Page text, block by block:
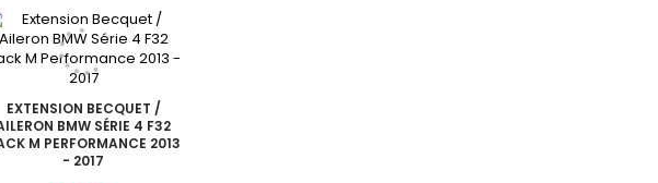
EXTENSION BECQUET /
BMW SÉRIE 4 F32
M PERFORMANCE 2013
- 2017